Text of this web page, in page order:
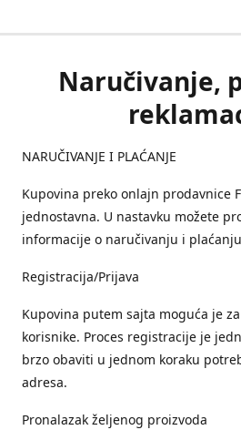
Naručivanje,
NARUČIVANJE I PLAĆANJE
Kupovina preko onlajn prodavnice
jednostavna. U nastavku možete
informacije o naručivanju i
Registracija/Prijava
Kupovina putem sajta moguća je
korisnike. Proces registracije je
brzo obaviti u jednom koraku
adresa.
Pronalazak željenog proizvoda